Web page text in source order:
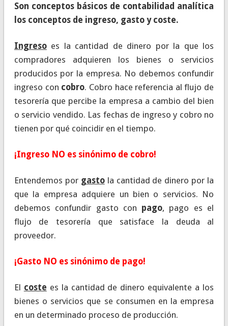
Son conceptos básicos de contabilidad analítica
los conceptos de ingreso, gasto y coste.
Ingresoes la cantidad de dinero por la que los
compradores adquieren los bienes o servicios
producidos por la empresa. No debemos confundir
ingreso con cobro. Cobro hace referencia al flujo de
tesorería que percibe la empresa a cambio del bien
o servicio vendido. Las fechas de ingreso y cobro no
tienen por qué coincidir en el tiempo.
¡Ingreso NO es sinónimo de cobro!
Entendemos por gastola cantidad de dinero por la
que la empresa adquiere un bien o servicios. No
debemos confundir gasto con pago, pago es el
flujo de tesorería que satisface la deuda al
proveedor.
¡Gasto NO es sinónimo de pago!
El coste es la cantidad de dinero equivalente a los
bienes o servicios que se consumen en la empresa
en un determinado proceso de producción.